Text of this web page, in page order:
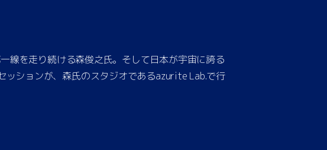
線を走り続ける森俊之氏。そして日本が宇宙に誇る
ッションが、森氏のスタジオであるazurite Lab.で行